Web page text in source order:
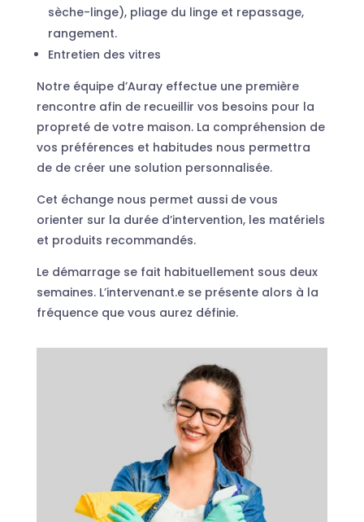
sèche-linge), pliage du linge et repassage,
rangement.
Entretien des vitres
Notre équipe d’Auray effectue une première
rencontre afin de recueillir vos besoins pour la
propreté de votre maison. La compréhension de
vos préférences et habitudes nous permettra
de de créer une solution personnalisée.
Cet échange nous permet aussi de vous
orienter sur la durée d’intervention, les matériels
et produits recommandés.
Le démarrage se fait habituellement sous deux
semaines. L’intervenant.e se présente alors à la
fréquence que vous aurez définie.